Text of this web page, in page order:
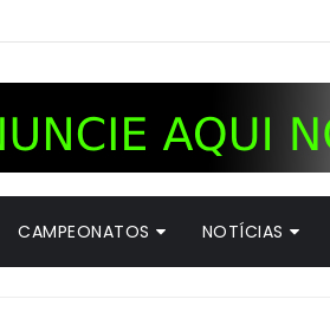
CAMPEONATOS NOTÍCIAS